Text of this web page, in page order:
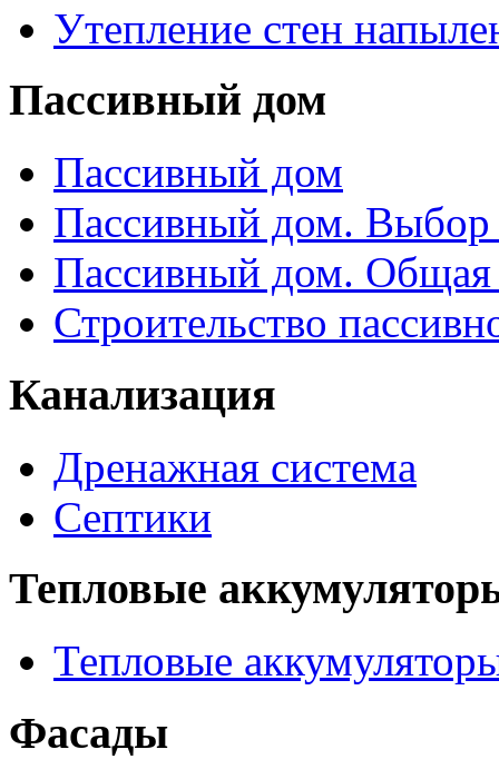
Утепление стен
Пассивный дом
Пассивный дом
Пассивный дом. Выбор
Пассивный дом. Общая
Строительство
Канализация
Дренажная система
Септики
Тепловые
Тепловые
Фасады